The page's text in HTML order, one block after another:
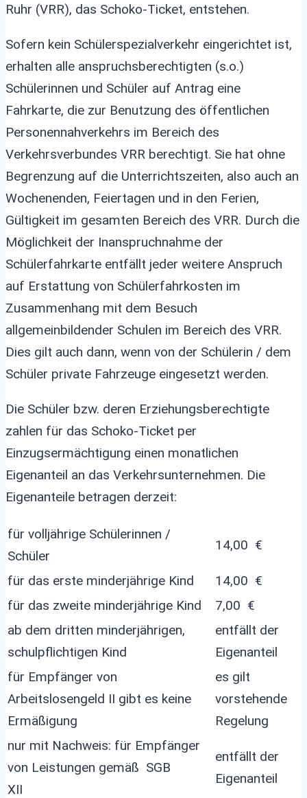
Ruhr (VRR), das Schoko-Ticket, entstehen.
Sofern kein Schülerspezialverkehr eingerichtet ist,
erhalten alle anspruchsberechtigten (s.o.)
Schülerinnen und Schüler auf Antrag eine
Fahrkarte, die zur Benutzung des öffentlichen
Personennahverkehrs im Bereich des
Verkehrsverbundes VRR berechtigt. Sie hat ohne
Begrenzung auf die Unterrichtszeiten, also auch an
Wochenenden, Feiertagen und in den Ferien,
Gültigkeit im gesamten Bereich des VRR. Durch die
Möglichkeit der Inanspruchnahme der
Schülerfahrkarte entfällt jeder weitere Anspruch
auf Erstattung von Schülerfahrkosten im
Zusammenhang mit dem Besuch
allgemeinbildender Schulen im Bereich des VRR.
Dies gilt auch dann, wenn von der Schülerin / dem
Schüler private Fahrzeuge eingesetzt werden.
Die Schüler bzw. deren Erziehungsberechtigte
zahlen für das Schoko-Ticket per
Einzugsermächtigung einen monatlichen
Eigenanteil an das Verkehrsunternehmen. Die
Eigenanteile betragen derzeit:
für volljährige Schülerinnen /
Schüler
14,00 €
für das erste minderjährige Kind
14,00 €
für das zweite minderjährige Kind
7,00 €
ab dem dritten minderjährigen,
schulpflichtigen Kind
entfällt der
Eigenanteil
für Empfänger von
Arbeitslosengeld II gibt es keine
Ermäßigung
es gilt
vorstehende
Regelung
nur mit Nachweis: für Empfänger
von Leistungen gemäß SGB
XII
entfällt der
Eigenanteil